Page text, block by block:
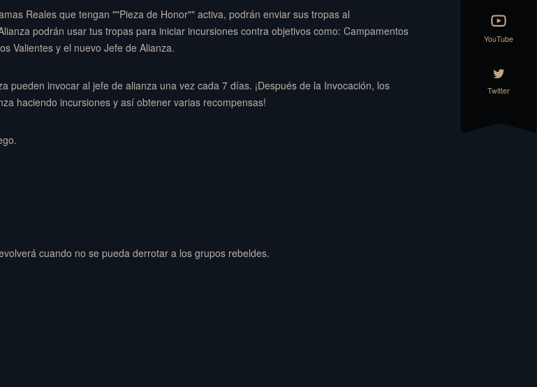
Reales que tengan ""Pieza de Honor"" activa, podrán enviar sus tropas al
podrán usar tus tropas para iniciar incursiones contra objetivos como: Campamentos
Valientes y el nuevo Jefe de Alianza.
pueden invocar al jefe de alianza una vez cada 7 días. ¡Después de la Invocación, los
haciendo incursiones y así obtener varias recompensas!
cuando no se pueda derrotar a los grupos rebeldes.
YouTube
Twitter